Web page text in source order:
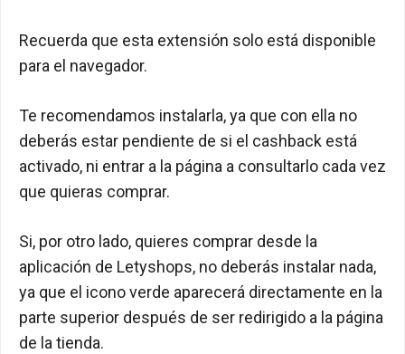
Recuerda que esta extensión solo está disponible
para el navegador.
Te recomendamos instalarla, ya que con ella no
deberás estar pendiente de si el cashback está
activado, ni entrar a la página a consultarlo cada vez
que quieras comprar.
Si, por otro lado, quieres comprar desde la
aplicación de Letyshops, no deberás instalar nada,
ya que el icono verde aparecerá directamente en la
parte superior después de ser redirigido a la página
de la tienda.